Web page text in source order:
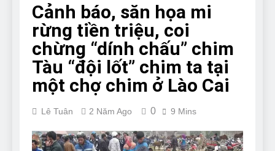
The Ultimate Guide to What
Bulldogs Can (and can’t) Eat
7 Năm Ago
Bulldog Anal Gland Problem
and How to Treat It
7 Năm Ago
Can Bulldogs Run Long
7 Năm Ago
Can Bulldogs Play Fetch?
And How to Train Them!
Cảnh báo, săn họa mi
rừng tiền triệu, coi
chừng “dính chấu” chim
Tàu “đội lốt” chim ta tại
một chợ chim ở Lào Cai
Lê Tuân 2 Năm Ago 0 9 Mins